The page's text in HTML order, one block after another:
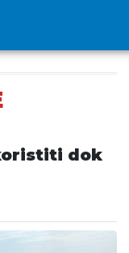
dok